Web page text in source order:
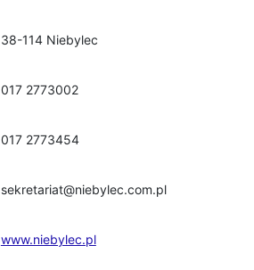
38-114 Niebylec
017 2773002
017 2773454
sekretariat@niebylec.com.pl
www.niebylec.pl